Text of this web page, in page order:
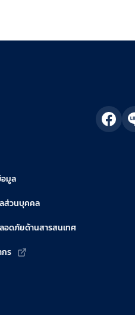
มูล
ส่วนบุคคล
อดภัยด้านสารสนเทศ
ร